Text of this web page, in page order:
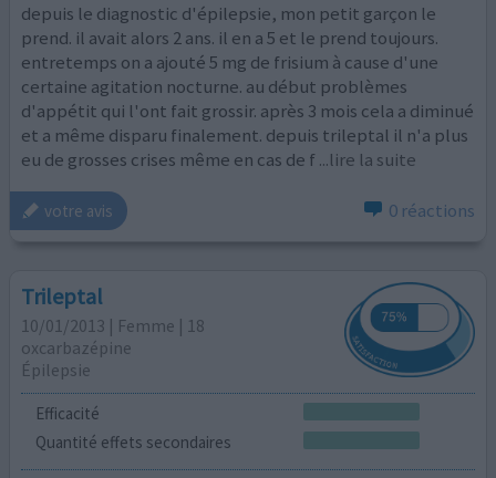
depuis le diagnostic d'épilepsie, mon petit garçon le
prend. il avait alors 2 ans. il en a 5 et le prend toujours.
entretemps on a ajouté 5 mg de frisium à cause d'une
certaine agitation nocturne. au début problèmes
d'appétit qui l'ont fait grossir. après 3 mois cela a diminué
et a même disparu finalement. depuis trileptal il n'a plus
eu de grosses crises même en cas de f ...lire la suite
votre avis 0 réactions
Trileptal
10/01/2013 | Femme | 18
oxcarbazépine
Épilepsie
Efficacité
Quantité effets secondaires